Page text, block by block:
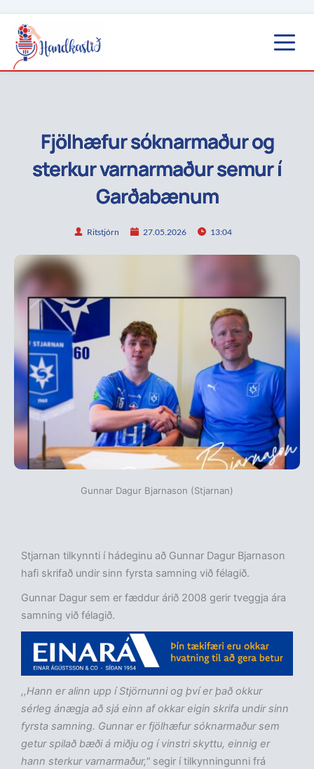
Fjölhæfur sóknarmaður og
sterkur varnarmaður semur í
Garðabænum
Ritstjórn 27.05.2026 13:04
Gunnar Dagur Bjarnason (Stjarnan)
Stjarnan tilkynnti í hádeginu að Gunnar Dagur Bjarnason
hafi skrifað undir sinn fyrsta samning við félagið.
Gunnar Dagur sem er fæddur árið 2008 gerir tveggja ára
samning við félagið.
,,Hann er alinn upp í Stjörnunni og því er það okkur
sérleg ánægja að sjá einn af okkar eigin skrifa undir sinn
fyrsta samning. Gunnar er fjölhæfur sóknarmaður sem
getur spilað bæði á miðju og í vinstri skyttu, einnig er
hann sterkur varnarmaður," segir í tilkynningunni frá